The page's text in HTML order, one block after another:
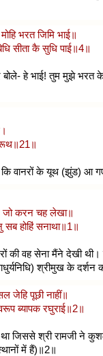
भरत जिमि भाई॥
सीता कै सुधि पाई॥4॥
हे भाई! तुम मुझे भरत
कि वानरों के यूथ (झुंड)
जो करन चह लेखा॥
सब होहिं सनाथा॥1॥
की वह सेना मैंने देखी
श्रीमुख के दर्शन
जेहि पूछी नाहीं॥
ब्यापक रघुराई॥2॥
जिससे श्री रामजी ने
में हैं)॥2॥